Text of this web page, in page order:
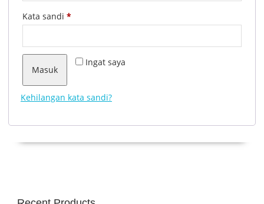
Kata sandi *Wajib
Ingat saya
Masuk
Kehilangan kata sandi?